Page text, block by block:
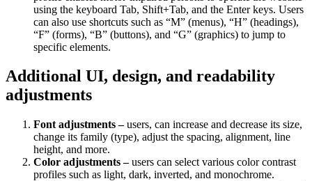
using the keyboard Tab, Shift+Tab, and the Enter keys. Users
can also use shortcuts such as “M” (menus), “H” (headings),
“F” (forms), “B” (buttons), and “G” (graphics) to jump to
specific elements.
Additional UI, design, and readability
adjustments
Font adjustments –users, can increase and decrease its size,
change its family (type), adjust the spacing, alignment, line
height, and more.
Color adjustments –users can select various color contrast
profiles such as light, dark, inverted, and monochrome.